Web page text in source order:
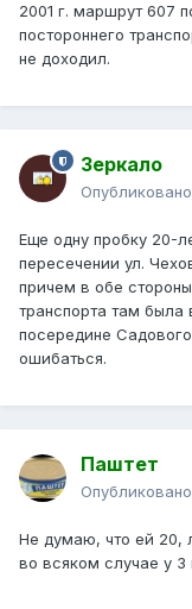
2001 г. маршрут 607
постороннего
не доходил.
Зеркало
Опубликовано
Еще одну пробку 20-
пересечении ул.
причем в обе
транспорта там
посередине
ошибаться.
Паштет
Опубликовано
Не думаю, что ей 20,
во всяком случае у